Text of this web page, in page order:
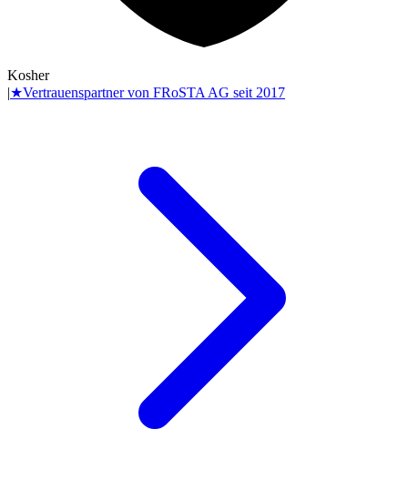
Kosher
|★Vertrauenspartner von FRoSTA AG seit 2017